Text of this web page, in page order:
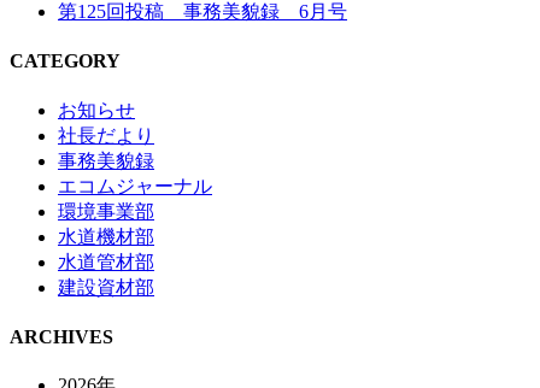
第125回投稿 事務美貌録 6月号
CATEGORY
お知らせ
社長だより
事務美貌録
エコムジャーナル
環境事業部
水道機材部
水道管材部
建設資材部
ARCHIVES